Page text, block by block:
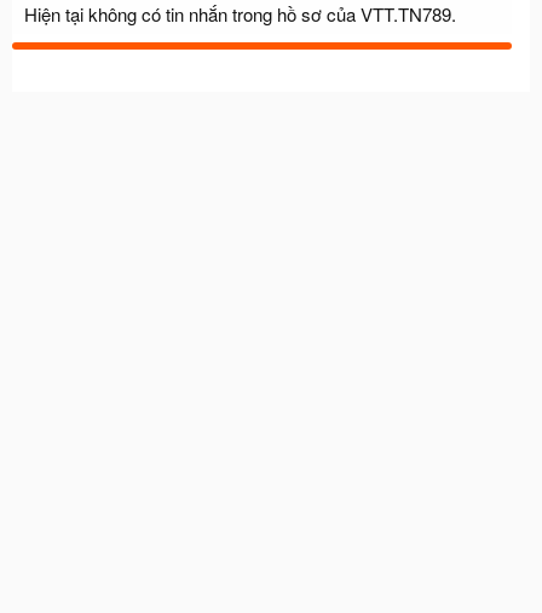
Hiện tại không có tin nhắn trong hồ sơ của VTT.TN789.